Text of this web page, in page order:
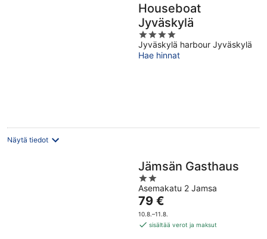
Houseboat
Jyväskylä
4
out
of
Jyväskylä harbour Jyväskylä
Hae hinnat
Näytä tiedot
Jämsän Gasthaus
2
out
of
5
Asemakatu 2 Jamsa
Hinta
on
79 €
79 €
10.8.–11.8.
sisältää verot ja maksut